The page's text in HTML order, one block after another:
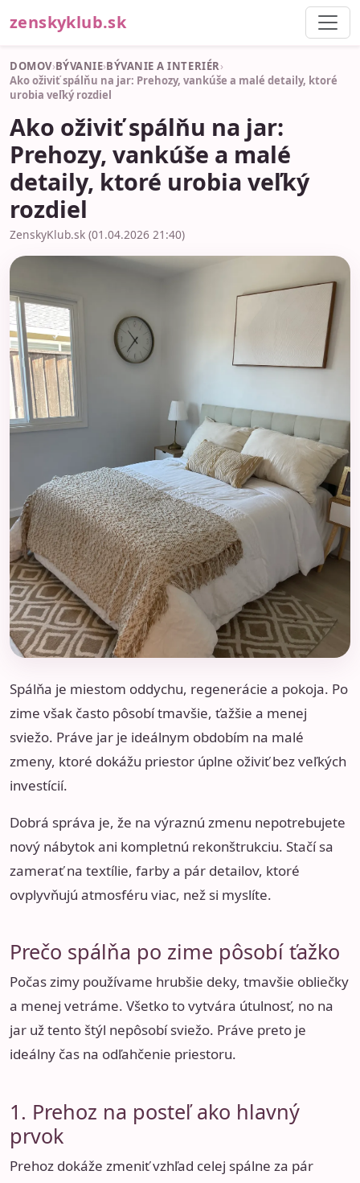
zenskyklub.sk
DOMOV›BÝVANIE›BÝVANIE A INTERIÉR›
Ako oživiť spálňu na jar: Prehozy, vankúše a malé detaily, ktoré
urobia veľký rozdiel
Ako oživiť spálňu na jar:
Prehozy, vankúše a malé
detaily, ktoré urobia veľký
rozdiel
ZenskyKlub.sk (01.04.2026 21:40)
Spálňa je miestom oddychu, regenerácie a pokoja. Po
zime však často pôsobí tmavšie, ťažšie a menej
sviežo. Práve jar je ideálnym obdobím na malé
zmeny, ktoré dokážu priestor úplne oživiť bez veľkých
investícií.
Dobrá správa je, že na výraznú zmenu nepotrebujete
nový nábytok ani kompletnú rekonštrukciu. Stačí sa
zamerať na textílie, farby a pár detailov, ktoré
ovplyvňujú atmosféru viac, než si myslíte.
Prečo spálňa po zime pôsobí ťažko
Počas zimy používame hrubšie deky, tmavšie obliečky
a menej vetráme. Všetko to vytvára útulnosť, no na
jar už tento štýl nepôsobí sviežo. Práve preto je
ideálny čas na odľahčenie priestoru.
1. Prehoz na posteľ ako hlavný
prvok
Prehoz dokáže zmeniť vzhľad celej spálne za pár